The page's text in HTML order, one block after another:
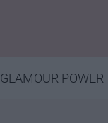
GLAMOUR POWER